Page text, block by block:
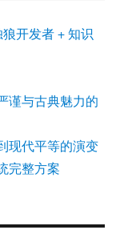
开发者 + 知识
谨与古典魅力的
现代平等的演变
完整方案